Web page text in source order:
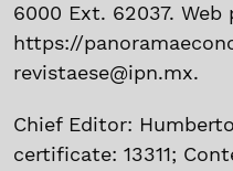
6000 Ext. 62037. Web
https://
revistaese@ipn.mx.
Chief Editor:
certificate: 13311;